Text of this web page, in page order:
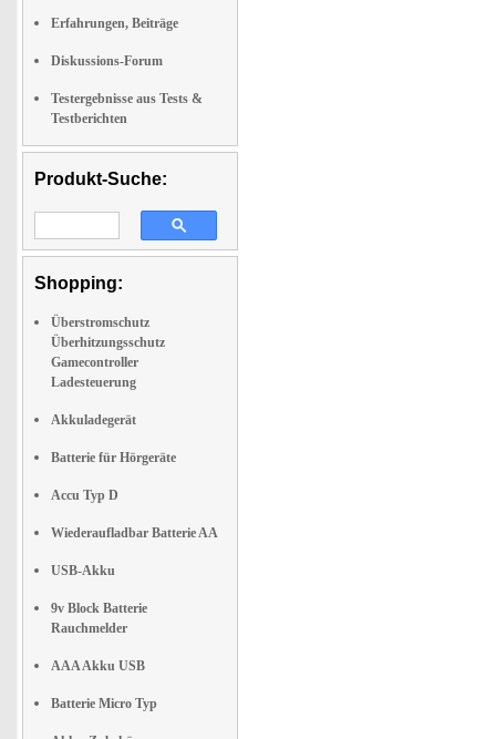
Erfahrungen, Beiträge
Diskussions-Forum
Testergebnisse aus Tests &
Testberichten
Produkt-Suche:
Shopping:
Überstromschutz
Überhitzungsschutz
Gamecontroller
Ladesteuerung
Akkuladegerät
Batterie für Hörgeräte
Accu Typ D
Wiederaufladbar Batterie AA
USB-Akku
9v Block Batterie
Rauchmelder
AAA Akku USB
Batterie Micro Typ